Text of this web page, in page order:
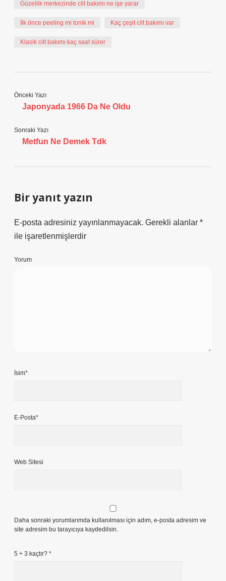
Güzellik merkezinde cilt bakımı ne işe yarar
İlk önce peeling mi tonik mi Kaç çeşit cilt bakımı var
Klasik cilt bakımı kaç saat sürer
Önceki Yazı
Japonyada 1966 Da Ne Oldu
Sonraki Yazı
Metfun Ne Demek Tdk
Bir yanıt yazın
E-posta adresiniz yayınlanmayacak. Gerekli alanlar *
ile işaretlenmişlerdir
Yorum
İsim*
E-Posta*
Web Sitesi
Daha sonraki yorumlarımda kullanılması için adım, e-posta adresim ve
site adresim bu tarayıcıya kaydedilsin.
5 + 3 kaçtır? *